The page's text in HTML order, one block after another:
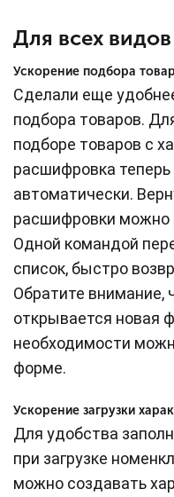
Для всех
Ускорение подбора
Сделали еще
подбора товаров.
подборе товаров с
расшифровка
автоматически.
расшифровки можно
Одной командой
список, быстро
Обратите внимание,
открывается новая
необходимости
форме.
Ускорение загрузки
Для удобства
при загрузке
можно создавать